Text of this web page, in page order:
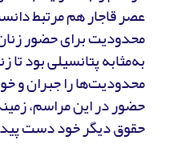
عصر قاجار هم مرتبط
محدودیت‌ برای حضور
به‌مثابه پتانسیلی بود تا
محدودیت‌ها را جبران و
حضور در این مراسم،
حقوق دیگر خود دست